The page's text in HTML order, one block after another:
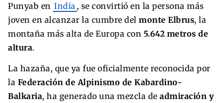
Punyab en India , se convirtió en la persona más
joven en alcanzar la cumbre del monte Elbrus, la
montaña más alta de Europa con 5.642 metros de
altura.
La hazaña, que ya fue oficialmente reconocida por
la Federación de Alpinismo de Kabardino-
Balkaria, ha generado una mezcla de admiración y